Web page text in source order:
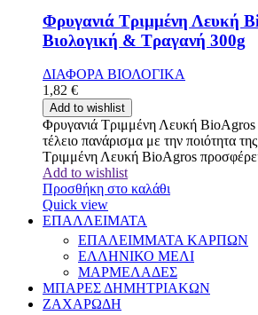
Φρυγανιά Τριμμένη Λευκή
Βιολογική & Τραγανή 300g
ΔΙΑΦΟΡΑ ΒΙΟΛΟΓΙΚΑ
1,82 €
Add to wishlist
Φρυγανιά Τριμμένη Λευκή BioAgros
τέλειο πανάρισμα με την ποιότητα
Τριμμένη Λευκή BioAgros
Add to wishlist
Προσθήκη στο καλάθι
Quick view
ΕΠΑΛΛΕΙΜΑΤΑ
ΕΠΑΛΕΙΜΜΑΤΑ ΚΑΡΠΩΝ
ΕΛΛΗΝΙΚΟ ΜΕΛΙ
ΜΑΡΜΕΛΑΔΕΣ
ΜΠΑΡΕΣ ΔΗΜΗΤΡΙΑΚΩΝ
ΖΑΧΑΡΩΔΗ